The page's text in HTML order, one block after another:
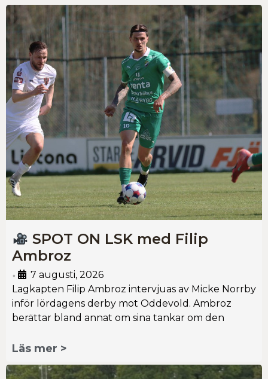
SPOT ON LSK med Filip
Ambroz
•
7 augusti, 2026
Lagkapten Filip Ambroz intervjuas av Micke Norrby
inför lördagens derby mot Oddevold. Ambroz
berättar bland annat om sina tankar om den
Läs mer >